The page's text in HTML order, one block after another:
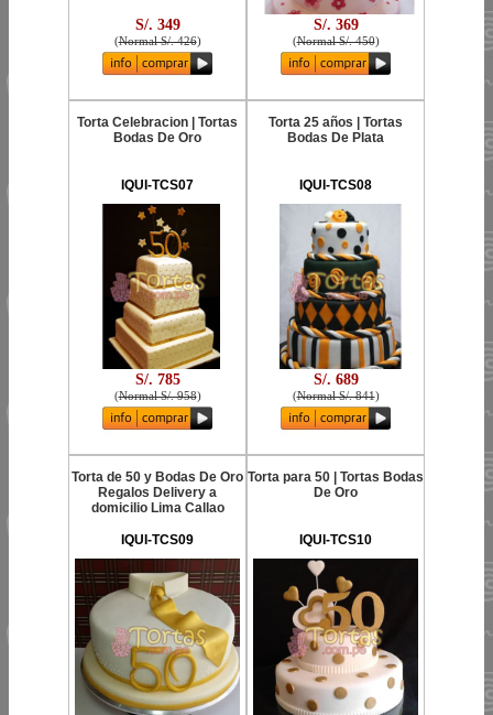
S/. 349
(Normal S/. 426)
S/. 369
(Normal S/. 450)
Torta Celebracion | Tortas
Bodas De Oro
IQUI-TCS07
S/. 785
(Normal S/. 958)
Torta 25 años | Tortas
Bodas De Plata
IQUI-TCS08
S/. 689
(Normal S/. 841)
Torta de 50 y Bodas De Oro
Regalos Delivery a
domicilio Lima Callao
IQUI-TCS09
Torta para 50 | Tortas Bodas
De Oro
IQUI-TCS10